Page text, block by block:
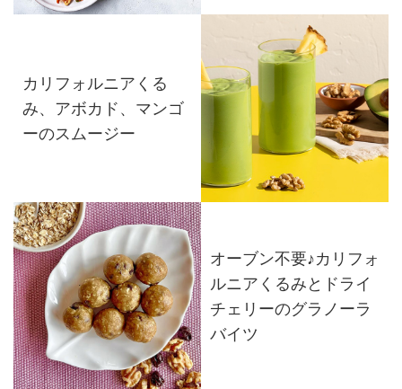
カリフォルニアくる
み、アボカド、マンゴ
ーのスムージー
オーブン不要♪カリフォ
ルニアくるみとドライ
チェリーのグラノーラ
バイツ